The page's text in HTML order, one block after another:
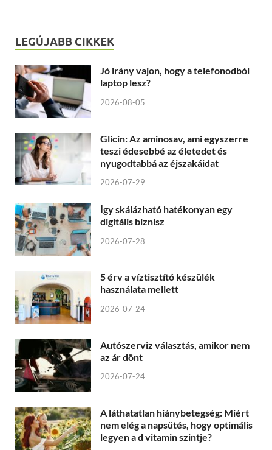
LEGÚJABB CIKKEK
Jó irány vajon, hogy a telefonodból
laptop lesz?
2026-08-05
Glicin: Az aminosav, ami egyszerre
teszi édesebbé az életedet és
nyugodtabbá az éjszakáidat
2026-07-29
Így skálázható hatékonyan egy
digitális biznisz
2026-07-28
5 érv a víztisztító készülék
használata mellett
2026-07-24
Autószerviz választás, amikor nem
az ár dönt
2026-07-24
A láthatatlan hiánybetegség: Miért
nem elég a napsütés, hogy optimális
legyen a d vitamin szintje?